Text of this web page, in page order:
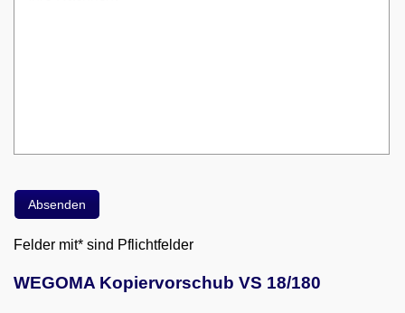
Felder mit* sind Pflichtfelder
WEGOMA Kopiervorschub VS 18/180